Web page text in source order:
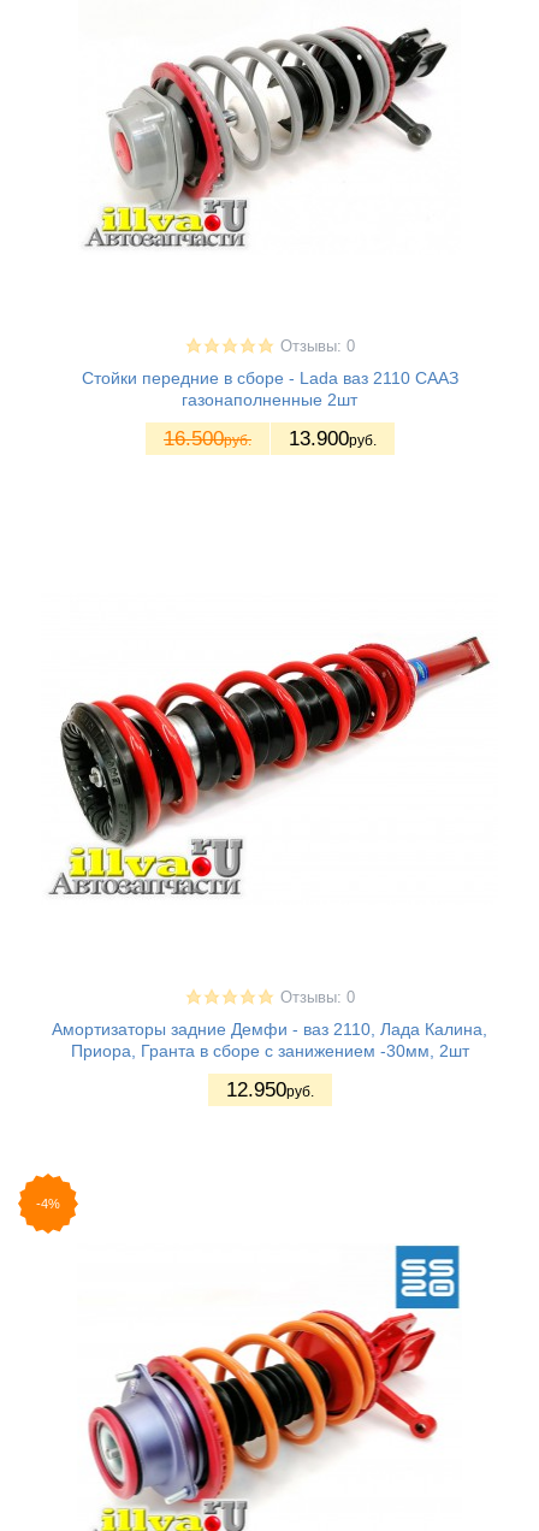
Отзывы: 0
Стойки передние в сборе - Lada ваз 2110 СААЗ
газонаполненные 2шт
16.500руб. 13.900руб.
Отзывы: 0
Амортизаторы задние Демфи - ваз 2110, Лада Калина,
Приора, Гранта в сборе с занижением -30мм, 2шт
12.950руб.
-4%